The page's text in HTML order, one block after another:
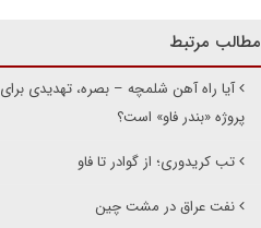
مطالب مرتبط
آیا راه آهن شلمچه – بصره، تهدیدی برای
پروژه «بندر فاو» است؟
تب کریدوری؛ از گوادر تا فاو
نفت عراق در مشت چین